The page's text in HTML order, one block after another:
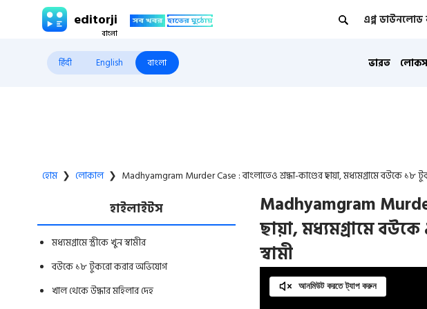
editorji এপ্প
हिंदी English বাংলা ভারত
হোম ❯ লোকাল ❯ Madhyamgram Murder Case : বাংলাতেও শ্রদ্ধা-কাণ্ডের ছায়া, মধ্যমগ্রামে বউকে ১৮
হাইলাইটস
মধ্যমগ্রামে স্ত্রীকে খুন স্বামীর
বউকে ১৮ টুকরো করার অভিযোগ
খাল থেকে উদ্ধার মহিলার দেহ
Madhyamgram
ছায়া, মধ্যমগ্রামে
স্বামী
আনমিউট করতে ট্যাপ করুন